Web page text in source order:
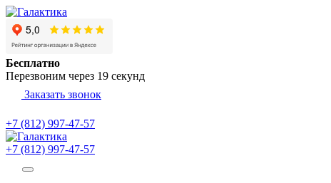
Бесплатно
Перезвоним через 19 секунд
Заказать звонок
+7 (812) 997-47-57
+7 (812) 997-47-57